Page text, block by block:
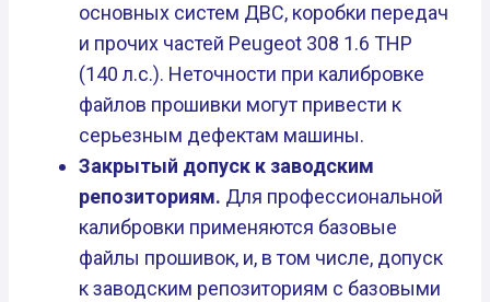
основных систем ДВС, коробки передач
и прочих частей Peugeot 308 1.6 THP
(140 л.с.). Неточности при калибровке
файлов прошивки могут привести к
серьезным дефектам машины.
Закрытый допуск к заводским
репозиториям. Для профессиональной
калибровки применяются базовые
файлы прошивок, и, в том числе, допуск
к заводским репозиториям с базовыми